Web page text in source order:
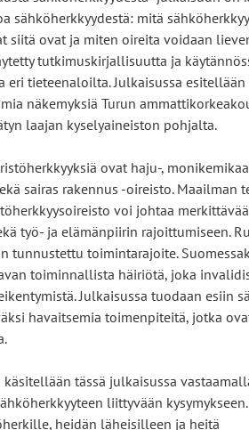
sähköherkkyydestä: mitä
siitä ovat ja miten oireita voidaan
tutkimuskirjallisuutta ja
eri tieteenaloilta. Julkaisussa esitellään
näkemyksiä Turun
laajan kyselyaineiston pohjalta.
ovat haju-,
sairas rakennus -oireisto. Maailman
voi johtaa
työ- ja elämänpiirin rajoittumiseen.
tunnustettu toimintarajoite.
toiminnallista häiriötä, joka
Julkaisussa tuodaan esiin
havaitsemia toimenpiteitä, jotka
käsitellään tässä julkaisussa
liittyvään
heidän läheisilleen ja heitä